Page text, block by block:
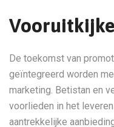
De toekomst van
geïntegreerd worden
marketing. Betistan en
voorlieden in het
aantrekkelijke